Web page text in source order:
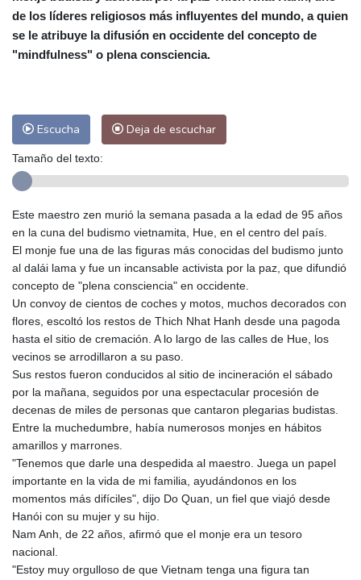
Málaga
27 °C Murcia
27 °C
Las Palmas de Gran Canaria
27 °C
29 °C
San José
27 °C Asunción
Panama City
32 °C
de los líderes religiosos más influyentes del mundo, a quien
se le atribuye la difusión en occidente del concepto de
"mindfulness" o plena consciencia.
Escucha Deja de escuchar
Tamaño del texto:
Este maestro zen murió la semana pasada a la edad de 95 años
en la cuna del budismo vietnamita, Hue, en el centro del país.
El monje fue una de las figuras más conocidas del budismo junto
al dalái lama y fue un incansable activista por la paz, que difundió
concepto de "plena consciencia" en occidente.
Un convoy de cientos de coches y motos, muchos decorados con
flores, escoltó los restos de Thich Nhat Hanh desde una pagoda
hasta el sitio de cremación. A lo largo de las calles de Hue, los
vecinos se arrodillaron a su paso.
Sus restos fueron conducidos al sitio de incineración el sábado
por la mañana, seguidos por una espectacular procesión de
decenas de miles de personas que cantaron plegarias budistas.
Entre la muchedumbre, había numerosos monjes en hábitos
amarillos y marrones.
"Tenemos que darle una despedida al maestro. Juega un papel
importante en la vida de mi familia, ayudándonos en los
momentos más difíciles", dijo Do Quan, un fiel que viajó desde
Hanói con su mujer y su hijo.
Nam Anh, de 22 años, afirmó que el monje era un tesoro
nacional.
"Estoy muy orgulloso de que Vietnam tenga una figura tan